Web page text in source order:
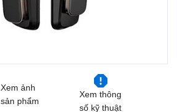
Xem ảnh
sản phẩm
Xem thông
số kỹ thuật